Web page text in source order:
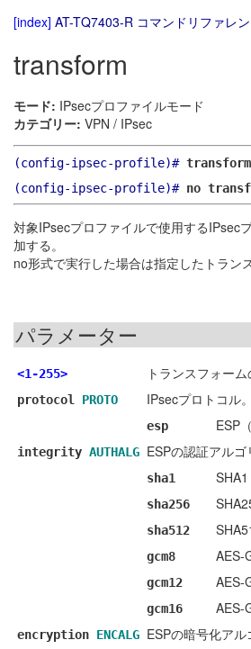
[index] AT-TQ7403-R コマンドリファレ
transform
モード: IPsecプロファイルモード
カテゴリー: VPN / IPsec
(config-ipsec-profile)# transform
(config-ipsec-profile)# no
対象IPsecプロファイルで使用するIPsec
加する。
no形式で実行した場合は指定したトラン
パラメーター
<1-255> トランスフォー
protocol PROTO IPsecプロトコル
esp ESP
integrity AUTHALG ESPの認証アル
sha1 SHA1
sha256
sha512
gcm8 AES-
gcm12 AES-
gcm16 AES-
encryption ENCALG ESPの暗号化ア